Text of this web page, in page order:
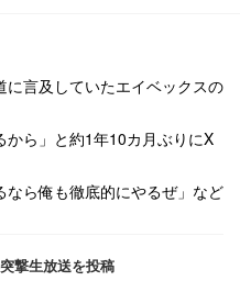
言及していたエイベックスの
から」と約1年10カ月ぶりにX
なら俺も徹底的にやるぜ」など
撃生放送を投稿